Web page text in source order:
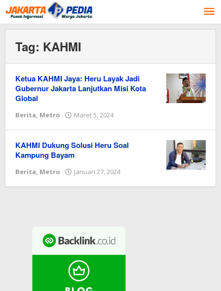
Lewati
ke
konten
Tag: KAHMI
Ketua KAHMI Jaya: Heru Layak Jadi
Gubernur Jakarta Lanjutkan Misi Kota
Global
Berita, Metro Maret 5, 2024
KAHMI Dukung Solusi Heru Soal
Kampung Bayam
Berita, Metro Januari 27, 2024